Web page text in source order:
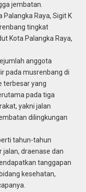
jembatan.
Palangka Raya, Sigit K
tingkat
Kota Palangka Raya,
anggota
pada musrenbang di
terbesar yang
pada tiga
yakni jalan
dilingkungan
tahun-tahun
draenase dan
tanggapan
kesehatan,